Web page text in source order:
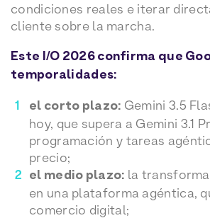
condiciones reales e iterar
cliente sobre la marcha.
Este I/O 2026 confirma que
temporalidades:
el corto plazo: Gemini 3.5
hoy, que supera a Gemini 3.1
programación y tareas
precio;
el medio plazo: la
en una plataforma agéntica,
comercio digital;